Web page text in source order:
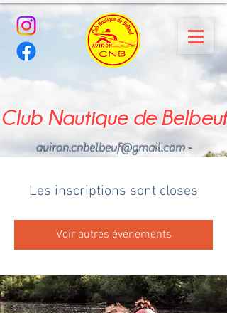
Club Nautique de Belbeuf
aviron.cnbelbeuf@gmail.com-
Les inscriptions sont closes
Voir autres événements